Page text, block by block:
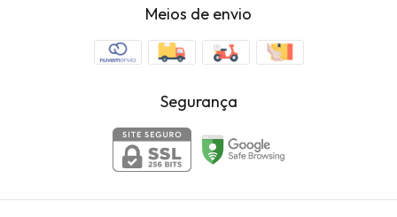
Meios de envio
Segurança